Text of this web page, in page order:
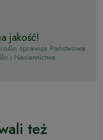
jakość!
sprawuje Państwowa
i Nasiennictwa
też